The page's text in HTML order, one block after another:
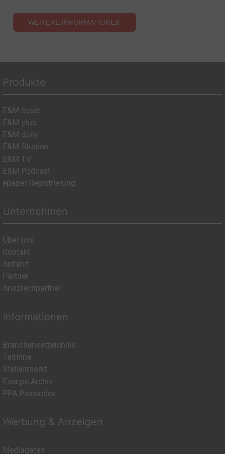
WEITERE INFORMATIONEN
Produkte
E&M basic
E&M plus
E&M daily
E&M Studien
E&M TV
E&M Podcast
epaper Registrierung
Unternehmen
Über uns
Kontakt
Anfahrt
Partner
Ansprechpartner
Informationen
Branchenverzeichnis
Termine
Stellenmarkt
Energie-Archiv
PPA-Preisindex
Werbung & Anzeigen
Mediadaten